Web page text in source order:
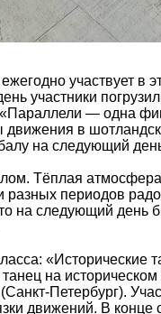
участвует в
участники
— одна
в
на следующий
Тёплая
периодов
на следующий
«Исторические
на
Петербург).
движений. В конце